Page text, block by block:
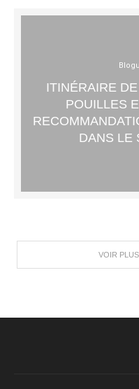
ITINÉRAIRE
POUILLES
DANS LE
VOIR